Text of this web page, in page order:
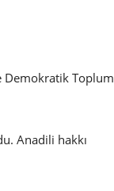
Demokratik Toplum
Anadili hakkı